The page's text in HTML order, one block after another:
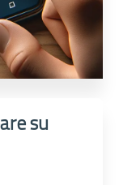
su